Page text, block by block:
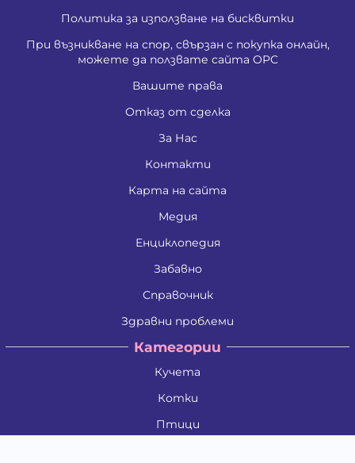
Политика за използване на бисквитки
При възникване на спор, свързан с покупка онлайн,
можете да ползвате сайта ОРС
Вашите права
Отказ от сделка
За Нас
Контакти
Карта на сайта
Медия
Енциклопедия
Забавно
Справочник
Здравни проблеми
Категории
Кучета
Котки
Птици